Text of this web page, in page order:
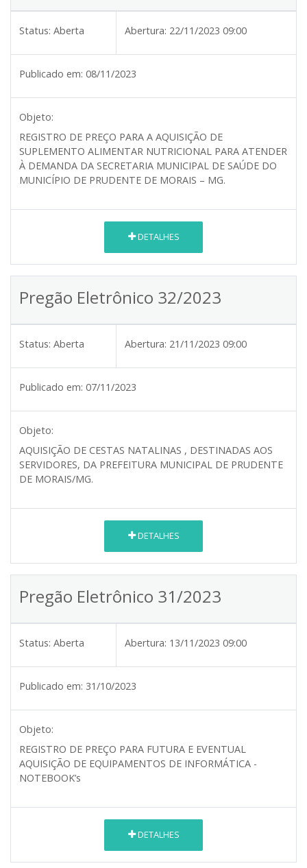
Status: Aberta Abertura: 22/11/2023 09:00
Publicado em: 08/11/2023
Objeto:
REGISTRO DE PREÇO PARA A AQUISIÇÃO DE
SUPLEMENTO ALIMENTAR NUTRICIONAL PARA ATENDER
À DEMANDA DA SECRETARIA MUNICIPAL DE SAÚDE DO
MUNICÍPIO DE PRUDENTE DE MORAIS – MG.
DETALHES
Pregão Eletrônico 32/2023
Status: Aberta Abertura: 21/11/2023 09:00
Publicado em: 07/11/2023
Objeto:
AQUISIÇÃO DE CESTAS NATALINAS , DESTINADAS AOS
SERVIDORES, DA PREFEITURA MUNICIPAL DE PRUDENTE
DE MORAIS/MG.
DETALHES
Pregão Eletrônico 31/2023
Status: Aberta Abertura: 13/11/2023 09:00
Publicado em: 31/10/2023
Objeto:
REGISTRO DE PREÇO PARA FUTURA E EVENTUAL
AQUISIÇÃO DE EQUIPAMENTOS DE INFORMÁTICA -
NOTEBOOK’s
DETALHES